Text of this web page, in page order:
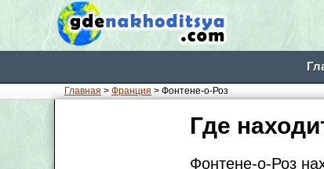
Главная > Франция > Фонтене-о-Роз
Где
Фонтене-о-Роз